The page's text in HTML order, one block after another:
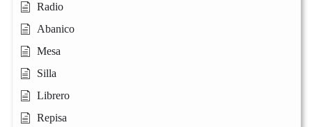
Radio
Abanico
Mesa
Silla
Librero
Repisa